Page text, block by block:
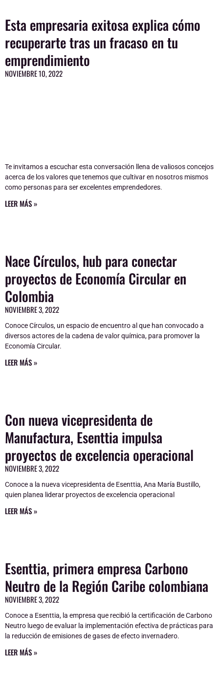
Esta empresaria exitosa explica cómo
recuperarte tras un fracaso en tu
emprendimiento
NOVIEMBRE 10, 2022
Te invitamos a escuchar esta conversación llena de valiosos concejos
acerca de los valores que tenemos que cultivar en nosotros mismos
como personas para ser excelentes emprendedores.
LEER MÁS »
Nace Círculos, hub para conectar
proyectos de Economía Circular en
Colombia
NOVIEMBRE 3, 2022
Conoce Círculos, un espacio de encuentro al que han convocado a
diversos actores de la cadena de valor química, para promover la
Economía Circular.
LEER MÁS »
Con nueva vicepresidenta de
Manufactura, Esenttia impulsa
proyectos de excelencia operacional
NOVIEMBRE 3, 2022
Conoce a la nueva vicepresidenta de Esenttia, Ana María Bustillo,
quien planea liderar proyectos de excelencia operacional
LEER MÁS »
Esenttia, primera empresa Carbono
Neutro de la Región Caribe colombiana
NOVIEMBRE 3, 2022
Conoce a Esenttia, la empresa que recibió la certificación de Carbono
Neutro luego de evaluar la implementación efectiva de prácticas para
la reducción de emisiones de gases de efecto invernadero.
LEER MÁS »
PagePagePagePagePage